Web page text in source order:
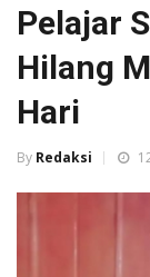
Pelajar
Hilang
Hari
By Redaksi